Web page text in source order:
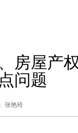
房屋产
点问题
张艳玲